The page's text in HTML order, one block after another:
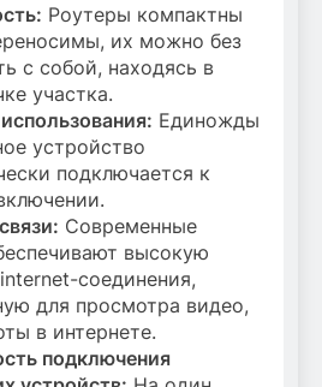
Роутеры компактны
их можно без
с собой, находясь в
участка.
Единожды
устройство
подключается к
Современные
высокую
соединения,
для просмотра видео,
в интернете.
подключения